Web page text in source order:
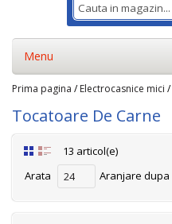
Menu
Prima pagina /Electrocasnice mici /
Tocatoare De Carne
13 articol(e)
Arata
24 Aranjare dupa